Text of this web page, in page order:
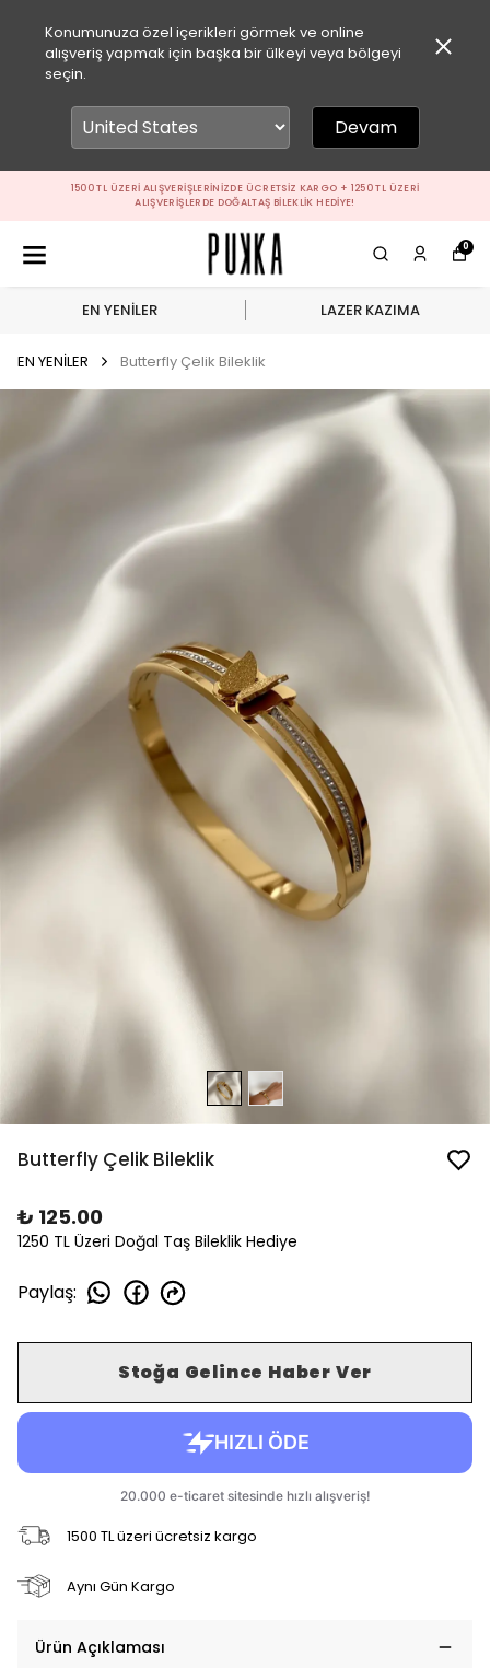
Konumunuza özel içerikleri görmek ve online
alışveriş yapmak için başka bir ülkeyi veya bölgeyi
seçin.
Devam
1500 TL ÜZERI ALIŞVERIŞLERINIZDE ÜCRETSIZ KARGO + 1250 TL ÜZERI
ALIŞVERIŞLERDE DOĞALTAŞ BILEKLIK HEDIYE!
0
EN YENİLER LAZER KAZIMA
EN YENİLER Butterfly Çelik Bileklik
Butterfly Çelik Bileklik
₺ 125.00
1250 TL Üzeri Doğal Taş Bileklik Hediye
Paylaş:
Stoğa Gelince Haber Ver
1500 TL üzeri ücretsiz kargo
Aynı Gün Kargo
Ürün Açıklaması